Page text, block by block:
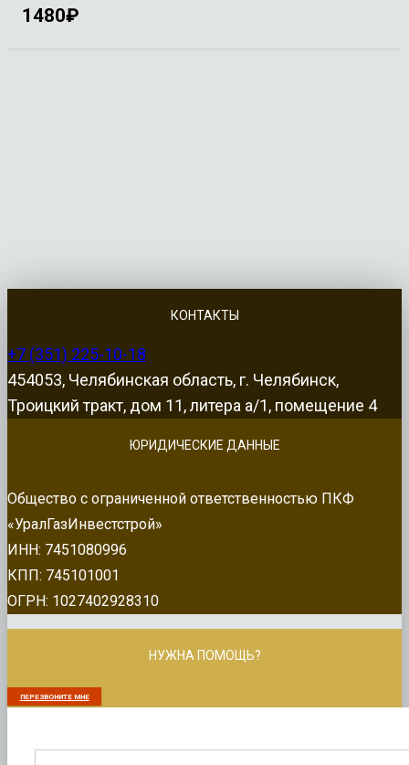
1480₽
КОНТАКТЫ
+7 (351) 225-10-18
454053, Челябинская область, г. Челябинск,
Троицкий тракт, дом 11, литера а/1, помещение 4
ЮРИДИЧЕСКИЕ ДАННЫЕ
Общество с ограниченной ответственностью ПКФ
«УралГазИнвестстрой»
ИНН: 7451080996
КПП: 745101001
ОГРН: 1027402928310
НУЖНА ПОМОЩЬ?
ПЕРЕЗВОНИТЕ МНЕ